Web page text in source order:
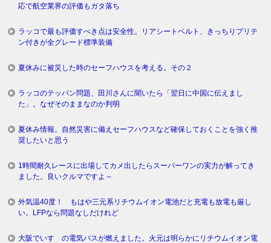
応で航空業界の評価もガタ落ち
ラッコで最も評価すべき点は安全性。リアシートベルト、きっちりプリテ
ン付きが全グレード標準装備
夏休みに被災した時のセーフハウスを考える。その２
ラッコのテッパン問題、田川さんに聞いたら「翌日に中国に伝えまし
た」。なぜそのままなのか判明
夏休み情報。自然災害に備えセーフハウスなど確保しておくことを強く推
奨したいと思う
1時間耐久レースに出場してカメ出したらスーパーワンの実力が解ってき
ました。良いクルマですよ～
外気温40度！ もはや三元系リチウムイオン電池だと充電も放電も厳し
い。LFPなら問題なしだけれど
大阪でいすゞの電気バスが燃えました。火元は明らかにリチウムイオン電